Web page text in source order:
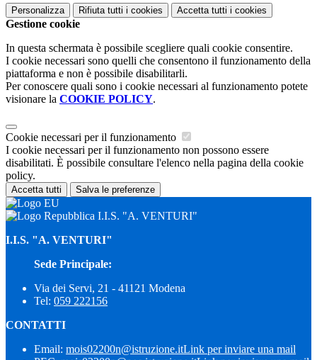
Personalizza Rifiuta tutti i cookies Accetta tutti i cookies
Gestione cookie
In questa schermata è possibile scegliere quali cookie consentire.
I cookie necessari sono quelli che consentono il funzionamento della
piattaforma e non è possibile disabilitarli.
Per conoscere quali sono i cookie necessari al funzionamento potete
visionare la COOKIE POLICY.
Cookie necessari per il funzionamento
I cookie necessari per il funzionamento non possono essere
disabilitati. È possibile consultare l'elenco nella pagina della cookie
policy.
Accetta tutti Salva le preferenze
I.I.S. "A. VENTURI"
I.I.S. "A. VENTURI"
Sede Principale:
Via dei Servi, 21 - 41121 Modena
Tel: 059 222156
CONTATTI
Email: mois02200n@istruzione.itLink per inviare una mail